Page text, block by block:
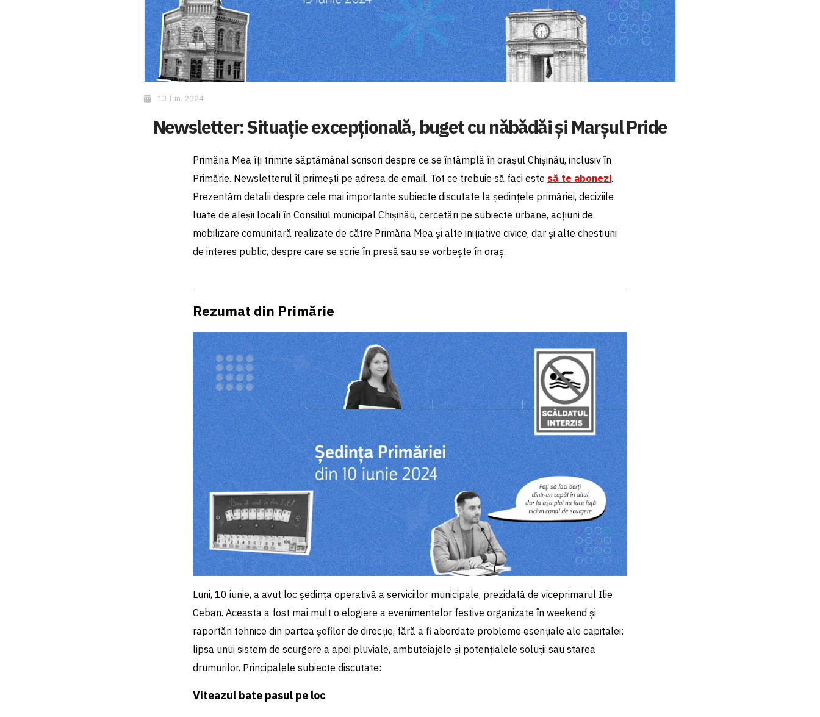
13 Iun. 2024
Newsletter: Situație excepțională, buget cu năbădăi și Marșul Pride
Primăria Mea îți trimite săptămânal scrisori despre ce se întâmplă în orașul Chișinău, inclusiv în
Primărie. Newsletterul îl primești pe adresa de email. Tot ce trebuie să faci este să te abonezi.
Prezentăm detalii despre cele mai importante subiecte discutate la ședințele primăriei, deciziile
luate de aleșii locali în Consiliul municipal Chișinău, cercetări pe subiecte urbane, acțiuni de
mobilizare comunitară realizate de către Primăria Mea și alte inițiative civice, dar și alte chestiuni
de interes public, despre care se scrie în presă sau se vorbește în oraș.
Rezumat din Primărie
Luni, 10 iunie, a avut loc ședința operativă a serviciilor municipale, prezidată de viceprimarul Ilie
Ceban. Aceasta a fost mai mult o elogiere a evenimentelor festive organizate în weekend și
raportări tehnice din partea șefilor de direcție, fără a fi abordate probleme esențiale ale capitalei:
lipsa unui sistem de scurgere a apei pluviale, ambuteiajele și potențialele soluții sau starea
drumurilor. Principalele subiecte discutate:
Viteazul bate pasul pe loc